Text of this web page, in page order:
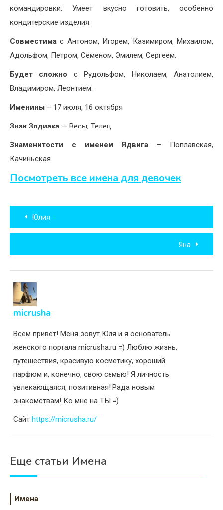
командировки. Умеет вкусно готовить, особенно
кондитерские изделия.
Совместима с Антоном, Игорем, Казимиром, Михаилом,
Адольфом, Петром, Семеном, Эмилем, Сергеем.
Будет сложно с Рудольфом, Николаем, Анатолием,
Владимиром, Леонтием.
Именины – 17 июля, 16 октября
Знак Зодиака — Весы, Телец
Знаменитости с именем Ядвига – Поплавская,
Качиньская.
Посмотреть все имена для девочек
Навигация
по
записям
Юлия
Яна
micrusha
Всем привет! Меня зовут Юля и я основатель
женского портала micrusha.ru =) Люблю жизнь,
путешествия, красивую косметику, хороший
парфюм и, конечно, свою семью! Я личность
увлекающаяся, позитивная! Рада новым
знакомствам! Ко мне на ТЫ =)
Сайт https://micrusha.ru/
Еще статьи Имена
Имена